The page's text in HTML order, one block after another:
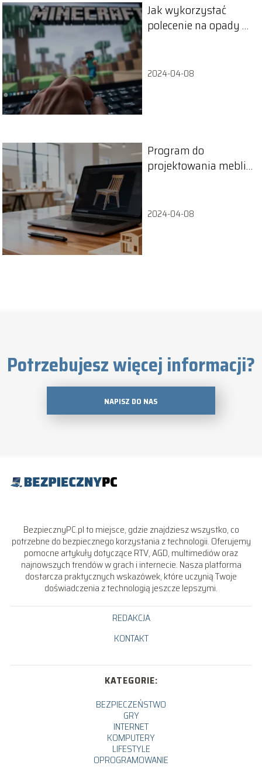
Jak wykorzystać
polecenie na opady w
2024-04-08
Program do
projektowania mebli –
2024-04-08
Potrzebujesz więcej informacji?
NAPISZ DO NAS
BezpiecznyPC.pl to miejsce, gdzie znajdziesz wszystko, co
potrzebne do bezpiecznego korzystania z technologii. Oferujemy
pomocne artykuły dotyczące RTV, AGD, multimediów oraz
najnowszych trendów w grach i internecie. Nasza platforma
dostarcza praktycznych wskazówek, które uczynią Twoje
doświadczenia z technologią jeszcze lepszymi.
REDAKCJA
KONTAKT
KATEGORIE:
BEZPIECZEŃSTWO
GRY
INTERNET
KOMPUTERY
LIFESTYLE
OPROGRAMOWANIE